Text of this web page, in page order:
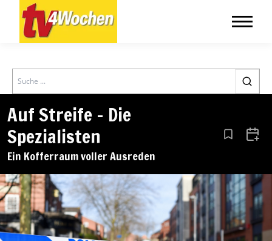
Search
Auf Streife – Die
Spezialisten
Ein Kofferraum voller Ausreden
Aus den